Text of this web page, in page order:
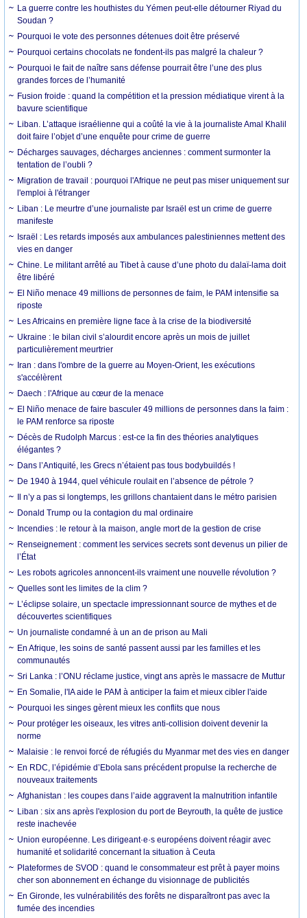
La guerre contre les houthistes du Yémen peut-elle détourner Riyad du
Soudan ?
Pourquoi le vote des personnes détenues doit être préservé
Pourquoi certains chocolats ne fondent-ils pas malgré la chaleur ?
Pourquoi le fait de naître sans défense pourrait être l’une des plus
grandes forces de l’humanité
Fusion froide : quand la compétition et la pression médiatique virent à la
bavure scientifique
Liban. L’attaque israélienne qui a coûté la vie à la journaliste Amal Khalil
doit faire l’objet d’une enquête pour crime de guerre
Décharges sauvages, décharges anciennes : comment surmonter la
tentation de l’oubli ?
Migration de travail : pourquoi l'Afrique ne peut pas miser uniquement sur
l'emploi à l'étranger
Liban : Le meurtre d’une journaliste par Israël est un crime de guerre
manifeste
Israël : Les retards imposés aux ambulances palestiniennes mettent des
vies en danger
Chine. Le militant arrêté au Tibet à cause d’une photo du dalaï-lama doit
être libéré
El Niño menace 49 millions de personnes de faim, le PAM intensifie sa
riposte
Les Africains en première ligne face à la crise de la biodiversité
Ukraine : le bilan civil s’alourdit encore après un mois de juillet
particulièrement meurtrier
Iran : dans l'ombre de la guerre au Moyen-Orient, les exécutions
s'accélèrent
Daech : l'Afrique au cœur de la menace
El Niño menace de faire basculer 49 millions de personnes dans la faim :
le PAM renforce sa riposte
Décès de Rudolph Marcus : est-ce la fin des théories analytiques
élégantes ?
Dans l’Antiquité, les Grecs n’étaient pas tous bodybuildés !
De 1940 à 1944, quel véhicule roulait en l’absence de pétrole ?
Il n’y a pas si longtemps, les grillons chantaient dans le métro parisien
Donald Trump ou la contagion du mal ordinaire
Incendies : le retour à la maison, angle mort de la gestion de crise
Renseignement : comment les services secrets sont devenus un pilier de
l’État
Les robots agricoles annoncent-ils vraiment une nouvelle révolution ?
Quelles sont les limites de la clim ?
L’éclipse solaire, un spectacle impressionnant source de mythes et de
découvertes scientifiques
Un journaliste condamné à un an de prison au Mali
En Afrique, les soins de santé passent aussi par les familles et les
communautés
Sri Lanka : l’ONU réclame justice, vingt ans après le massacre de Muttur
En Somalie, l'IA aide le PAM à anticiper la faim et mieux cibler l'aide
Pourquoi les singes gèrent mieux les conflits que nous
Pour protéger les oiseaux, les vitres anti-collision doivent devenir la
norme
Malaisie : le renvoi forcé de réfugiés du Myanmar met des vies en danger
En RDC, l’épidémie d’Ebola sans précédent propulse la recherche de
nouveaux traitements
Afghanistan : les coupes dans l’aide aggravent la malnutrition infantile
Liban : six ans après l'explosion du port de Beyrouth, la quête de justice
reste inachevée
Union européenne. Les dirigeant·e·s européens doivent réagir avec
humanité et solidarité concernant la situation à Ceuta
Plateformes de SVOD : quand le consommateur est prêt à payer moins
cher son abonnement en échange du visionnage de publicités
En Gironde, les vulnérabilités des forêts ne disparaîtront pas avec la
fumée des incendies